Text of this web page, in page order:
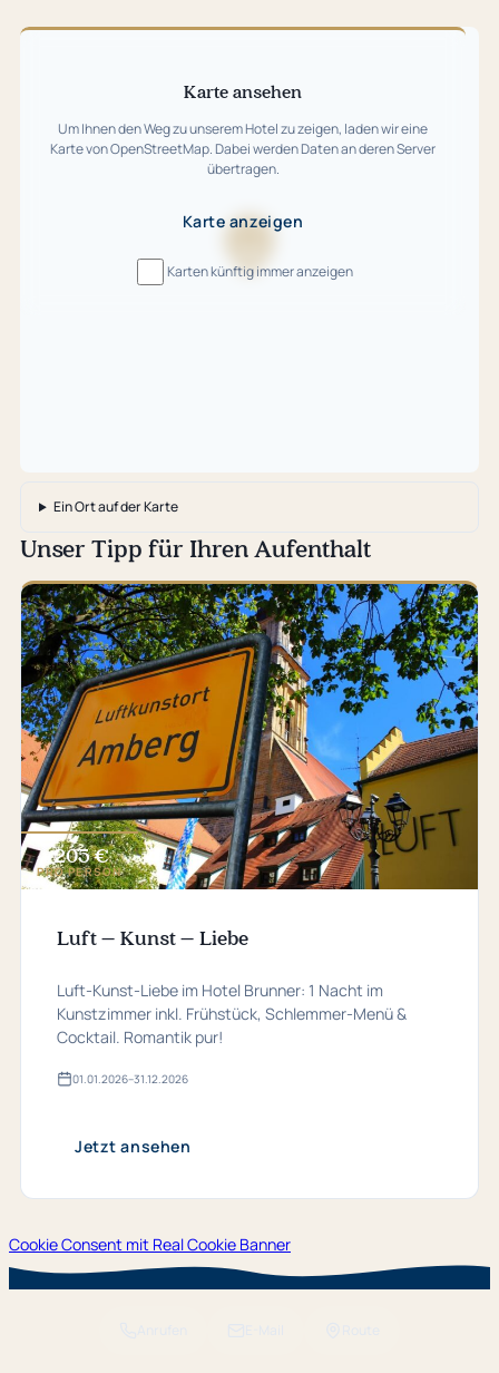
Karte
Karte ansehen
Um Ihnen den Weg zu unserem Hotel zu zeigen, laden wir eine
Karte von OpenStreetMap. Dabei werden Daten an deren Server
übertragen.
Karte anzeigen
Karten künftig immer anzeigen
wird
Ein Ort auf der Karte
Unser Tipp für Ihren Aufenthalt
ab 205 €
PRO PERSON
Luft – Kunst – Liebe
Luft-Kunst-Liebe im Hotel Brunner: 1 Nacht im
Kunstzimmer inkl. Frühstück, Schlemmer-Menü &
Cocktail. Romantik pur!
01.​01.​2026–31.​12.​2026
Gültig
2026Jetzt ansehen
Cookie Consent mit Real Cookie Banner